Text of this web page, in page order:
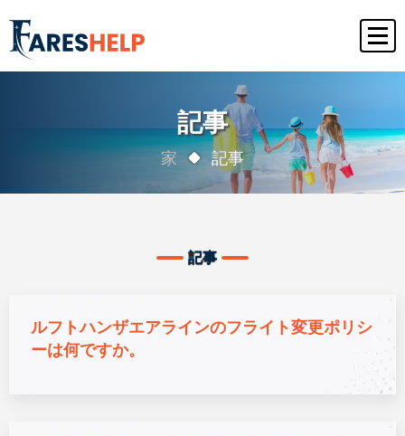
記事
家 記事
記事
ルフトハンザエアラインのフライト変更ポリシ
ーは何ですか。